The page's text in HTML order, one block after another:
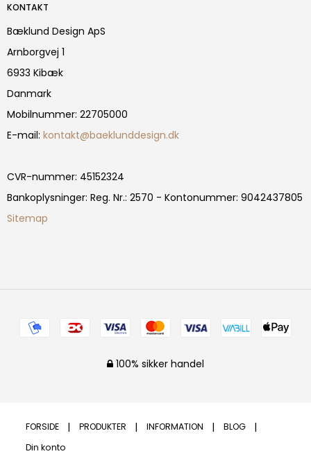
KONTAKT
Bæklund Design ApS
Arnborgvej 1
6933 Kibæk
Danmark
Mobilnummer: 22705000
E-mail: kontakt@baeklunddesign.dk
CVR-nummer: 45152324
Bankoplysninger: Reg. Nr.: 2570 - Kontonummer: 9042437805
Sitemap
100% sikker handel
FORSIDE PRODUKTER INFORMATION
BLOG
Din konto